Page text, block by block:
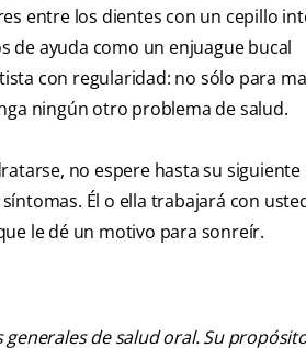
entre los dientes con un cepillo
de ayuda como un enjuague bucal
con regularidad: no sólo para
ningún otro problema de salud.
no espere hasta su siguiente
Él o ella trabajará con
le dé un motivo para sonreír.
de salud oral. Su